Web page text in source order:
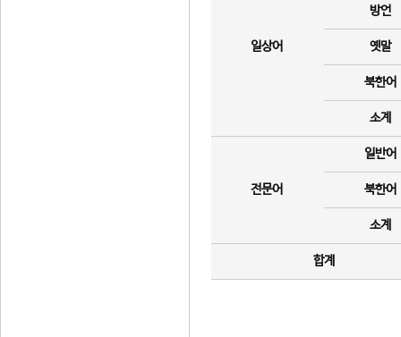
일상어
방언
옛말
북한어
소계
전문어
일반어
북한어
소계
합계